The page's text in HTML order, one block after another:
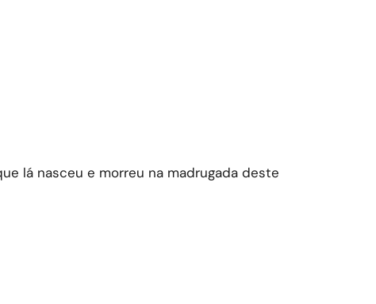
lá nasceu e morreu na madrugada deste